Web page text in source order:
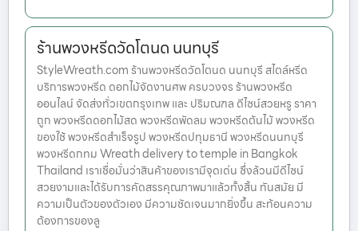
ร้านพวงหรีดวัดโตนด นนทบุรี
StyleWreath.com ร้านพวงหรีดวัดโตนด นนทบุรี สไตล์หรีด
บริการพวงหรีด ดอกไม้จัดงานศพ ครบวงจร ร้านพวงหรีด
ออนไลน์ จัดส่งทั่วเขตกรุงเทพ และ ปริมณฑล ดีไซน์สวยหรู ราคา
ถูก พวงหรีดดอกไม้สด พวงหรีดพัดลม พวงหรีดต้นไม้ พวงหรีด
ของใช้ พวงหรีดสำเร็จรูป พวงหรีดปทุมธานี พวงหรีดนนทบุรี
พวงหรีดกทม Wreath delivery to temple in Bangkok
Thailand เราเชื่อมั่นว่าสินค้าของเรามีจุดเด่น ซึ่งล้วนมีดีไซน์
สวยงามและได้รับการคัดสรรคุณภาพมาแล้วทั้งสิ้น ทันสมัย มี
ความเป็นตัวของตัวเอง มีความชัดเจนมากยิ่งขึ้น สะท้อนความ
ต้องการของลู